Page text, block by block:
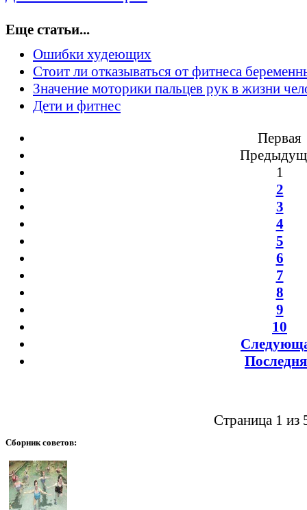
Еще статьи...
Ошибки худеющих
Стоит ли отказываться от фитнеса
Значение моторики пальцев рук в жизни
Дети и фитнес
Первая
1
2
3
4
5
6
7
8
9
10
Страница 1 из
Сборниксоветов: